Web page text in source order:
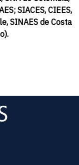
SIACES, CIEES,
SINAES de Costa